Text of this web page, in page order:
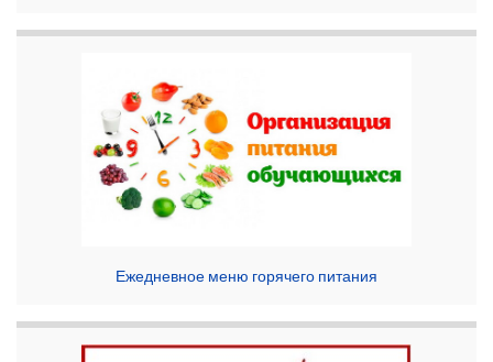
Ежедневное меню горячего питания